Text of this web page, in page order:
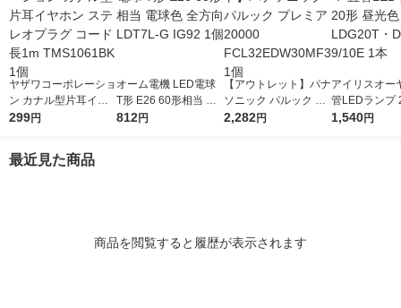
ヤザワコーポレーショ
ン カナル型片耳イヤ
ホン ステレオプラグ
299円
オーム電機 LED電球
T形 E26 60形相当 電
球色 全方向 LDT7L-G
812円
【アウトレット】パナ
ソニック パルック プ
レミア20000 FCL32E
2,282円
アイリスオー
管LEDランプ
光色 LDG20T
1,540円
最近見た商品
商品を閲覧すると履歴が表示されます